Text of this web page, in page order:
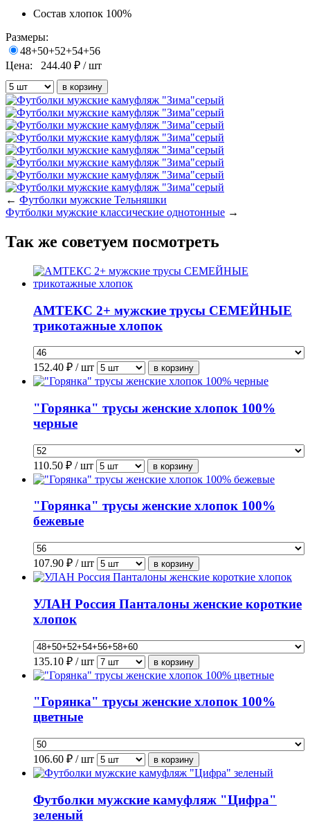
Состав хлопок 100%
Размеры:
48+50+52+54+56
Цена:
244.40 ₽ / шт
← Футболки мужские Тельняшки
Футболки мужские классические однотонные →
Так же советуем посмотреть
АМТЕКС 2+ мужские трусы СЕМЕЙНЫЕ
трикотажные хлопок
152.40 ₽ / шт
"Горянка" трусы женские хлопок 100%
черные
110.50 ₽ / шт
"Горянка" трусы женские хлопок 100%
бежевые
107.90 ₽ / шт
УЛАН Россия Панталоны женские короткие
хлопок
135.10 ₽ / шт
"Горянка" трусы женские хлопок 100%
цветные
106.60 ₽ / шт
Футболки мужские камуфляж "Цифра"
зеленый